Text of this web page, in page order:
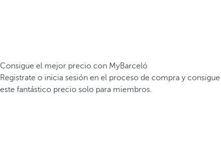
Consigue el mejor precio con MyBarceló
Registrate o inicia sesión en el proceso de compra y consigue
este fantástico precio solo para miembros.